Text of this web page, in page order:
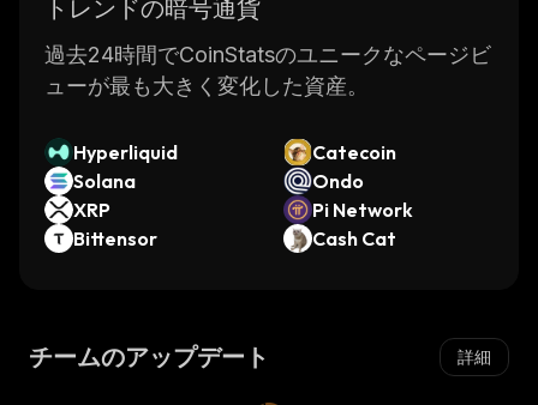
トレンドの暗号通貨
過去24時間でCoinStatsのユニークなページビ
ューが最も大きく変化した資産。
Hyperliquid
Catecoin
Solana
Ondo
XRP
Pi Network
Bittensor
Cash Cat
チームのアップデート 詳細